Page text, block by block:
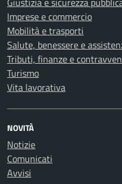
Imprese e commercio
Mobilità e trasporti
Salute, benessere e
Tributi, finanze e
Turismo
Vita lavorativa
NOVITÀ
Notizie
Comunicati
Avvisi